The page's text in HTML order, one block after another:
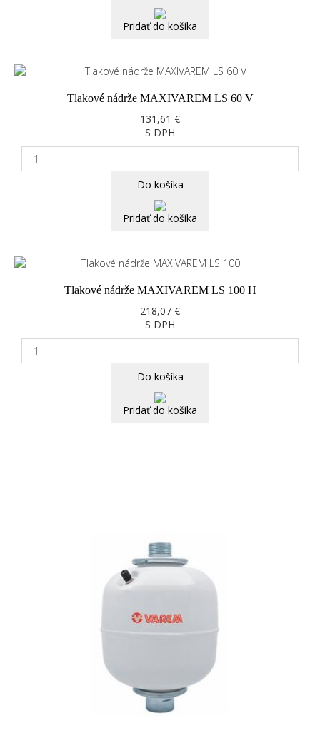
Pridať do košíka
Tlakové nádrže MAXIVAREM LS 60 V
131,61 €
S DPH
Do košíka
Pridať do košíka
Tlakové nádrže MAXIVAREM LS 100 H
218,07 €
S DPH
Do košíka
Pridať do košíka